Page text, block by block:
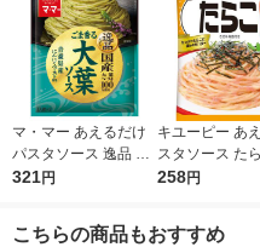
マ・マー あえるだけ
パスタソース 逸品 ご
ま香る大葉ソース ＜1
321円
キユーピー あ
スタソース たら
人前×2）1個
258円
こちらの商品もおすすめ